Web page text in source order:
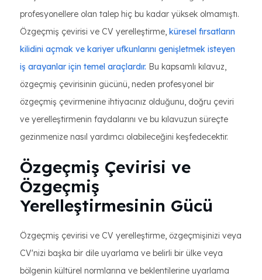
profesyonellere olan talep hiç bu kadar yüksek olmamıştı.
Özgeçmiş çevirisi ve CV yerelleştirme, küresel fırsatların
kilidini açmak ve kariyer ufkunlarını genişletmek isteyen
iş arayanlar için temel araçlardır. Bu kapsamlı kılavuz,
özgeçmiş çevirisinin gücünü, neden profesyonel bir
özgeçmiş çevirmenine ihtiyacınız olduğunu, doğru çeviri
ve yerelleştirmenin faydalarını ve bu kılavuzun süreçte
gezinmenize nasıl yardımcı olabileceğini keşfedecektir.
Özgeçmiş Çevirisi ve
Özgeçmiş
Yerelleştirmesinin Gücü
Özgeçmiş çevirisi ve CV yerelleştirme, özgeçmişinizi veya
CV'nizi başka bir dile uyarlama ve belirli bir ülke veya
bölgenin kültürel normlarına ve beklentilerine uyarlama